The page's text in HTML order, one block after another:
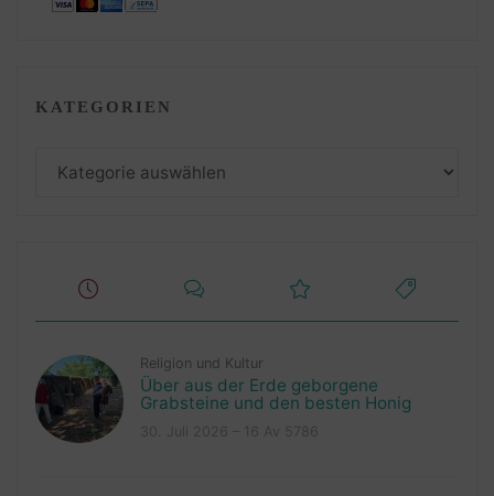
KATEGORIEN
Religion und Kultur
Über aus der Erde geborgene
Grabsteine und den besten Honig